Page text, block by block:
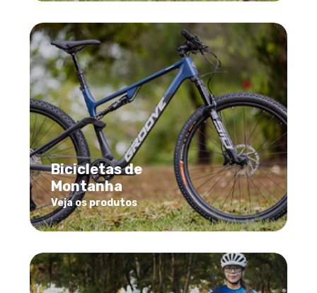
Bicicletas de
Montanha
Veja os produtos